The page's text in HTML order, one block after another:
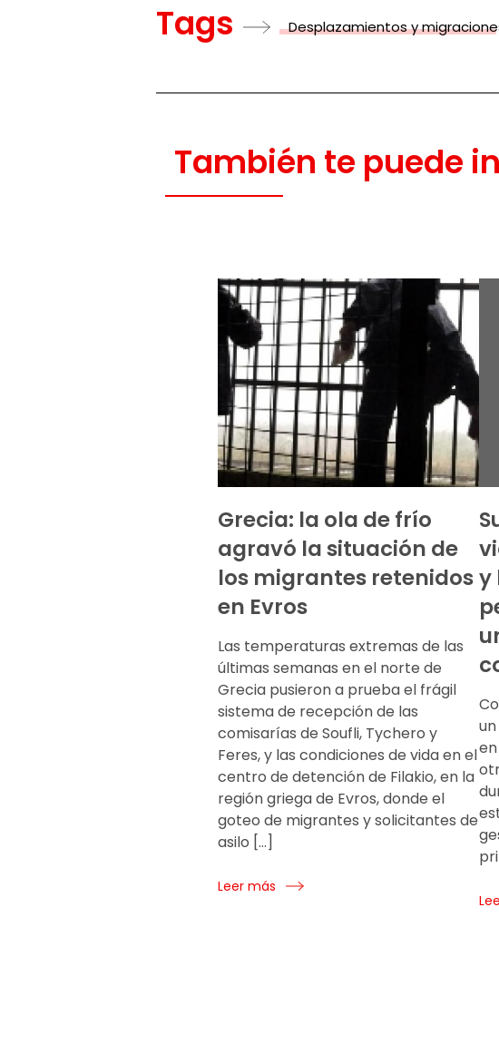
Tags Desplazamientos y
También te puede
Grecia: la ola de frío
agravó la situación de
los migrantes retenidos
en Evros
Las temperaturas extremas de las
últimas semanas en el norte de
Grecia pusieron a prueba el frágil
sistema de recepción de las
comisarías de Soufli, Tychero y
Feres, y las condiciones de vida en el
centro de detención de Filakio, en la
región griega de Evros, donde el
goteo de migrantes y solicitantes de
asilo […]
Leer más
y